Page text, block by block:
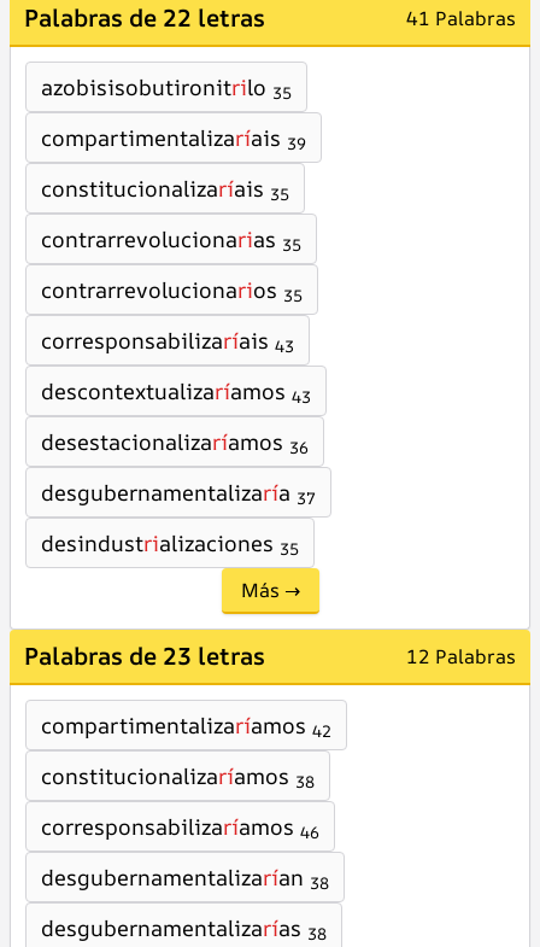
Palabras de 22 letras 41 Palabras
azobisisobutironitrilo 35
compartimentalizaríais 39
constitucionalizaríais 35
contrarrevolucionarias 35
contrarrevolucionarios 35
corresponsabilizaríais 43
descontextualizaríamos 43
desestacionalizaríamos 36
desgubernamentalizaría 37
desindustrializaciones 35
Más →
Palabras de 23 letras 12 Palabras
compartimentalizaríamos 42
constitucionalizaríamos 38
corresponsabilizaríamos 46
desgubernamentalizarían 38
desgubernamentalizarías 38